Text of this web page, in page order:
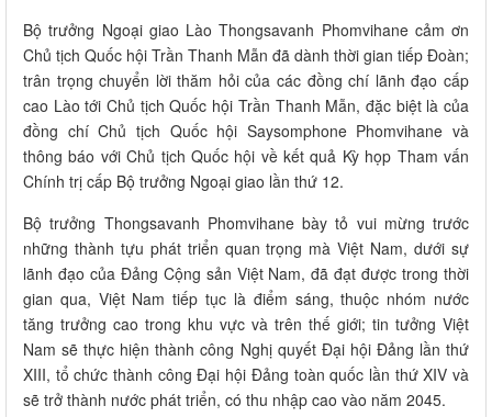
Bộ trưởng Ngoại giao Lào Thongsavanh Phomvihane cảm ơn
Chủ tịch Quốc hội Trần Thanh Mẫn đã dành thời gian tiếp Đoàn;
trân trọng chuyển lời thăm hỏi của các đồng chí lãnh đạo cấp
cao Lào tới Chủ tịch Quốc hội Trần Thanh Mẫn, đặc biệt là của
đồng chí Chủ tịch Quốc hội Saysomphone Phomvihane và
thông báo với Chủ tịch Quốc hội về kết quả Kỳ họp Tham vấn
Chính trị cấp Bộ trưởng Ngoại giao lần thứ 12.
Bộ trưởng Thongsavanh Phomvihane bày tỏ vui mừng trước
những thành tựu phát triển quan trọng mà Việt Nam, dưới sự
lãnh đạo của Đảng Cộng sản Việt Nam, đã đạt được trong thời
gian qua, Việt Nam tiếp tục là điểm sáng, thuộc nhóm nước
tăng trưởng cao trong khu vực và trên thế giới; tin tưởng Việt
Nam sẽ thực hiện thành công Nghị quyết Đại hội Đảng lần thứ
XIII, tổ chức thành công Đại hội Đảng toàn quốc lần thứ XIV và
sẽ trở thành nước phát triển, có thu nhập cao vào năm 2045.